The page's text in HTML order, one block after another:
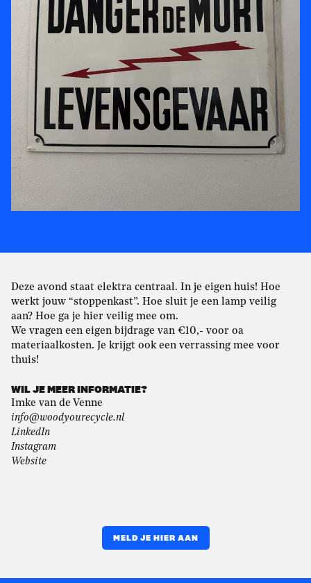
Deze avond staat elektra centraal. In je eigen huis! Hoe
werkt jouw “stoppenkast”. Hoe sluit je een lamp veilig
aan? Hoe ga je hier veilig mee om.
We vragen een eigen bijdrage van €10,- voor oa
materiaalkosten. Je krijgt ook een verrassing mee voor
thuis!
WIL JE MEER INFORMATIE?
Imke van de Venne
info@woodyourecycle.nl
LinkedIn
Instagram
Website
MELD JE HIER AAN